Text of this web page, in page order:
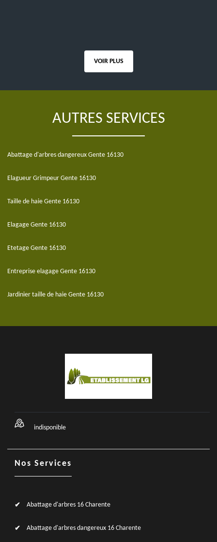
VOIR PLUS
AUTRES SERVICES
Abattage d'arbres dangereux Gente 16130
Elagueur Grimpeur Gente 16130
Taille de haie Gente 16130
Elagage Gente 16130
Etetage Gente 16130
Entreprise elagage Gente 16130
Jardinier taille de haie Gente 16130
indisponible
Nos Services
Abattage d'arbres 16 Charente
Abattage d'arbres dangereux 16 Charente